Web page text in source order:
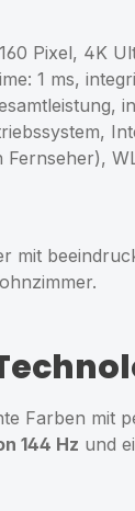
Pixel, 4K
1 ms,
mit
Farben mit
144 Hz und